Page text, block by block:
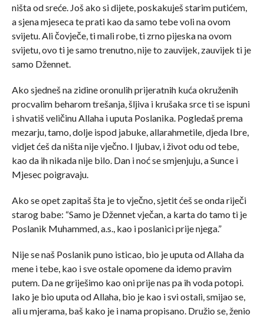
ništa od sreće. Još ako si dijete, poskakuješ starim putićem,
a sjena mjeseca te prati kao da samo tebe voli na ovom
svijetu. Ali čovječe, ti mali robe, ti zrno pijeska na ovom
svijetu, ovo ti je samo trenutno, nije to zauvijek, zauvijek ti je
samo Džennet.
Ako sjedneš na zidine oronulih prijeratnih kuća okruženih
procvalim beharom trešanja, šljiva i krušaka srce ti se ispuni
i shvatiš veličinu Allaha i uputa Poslanika. Pogledaš prema
mezarju, tamo, dolje ispod jabuke, allarahmetile, djeda Ibre,
vidjet ćeš da ništa nije vječno. I ljubav, i život odu od tebe,
kao da ih nikada nije bilo. Dan i noć se smjenjuju, a Sunce i
Mjesec poigravaju.
Ako se opet zapitaš šta je to vječno, sjetit ćeš se onda riječi
starog babe: “Samo je Džennet vječan, a karta do tamo ti je
Poslanik Muhammed, a.s., kao i poslanici prije njega.”
Nije se naš Poslanik puno isticao, bio je uputa od Allaha da
mene i tebe, kao i sve ostale opomene da idemo pravim
putem. Da ne griješimo kao oni prije nas pa ih voda potopi.
Iako je bio uputa od Allaha, bio je kao i svi ostali, smijao se,
ali u mjerama, baš kako je i nama propisano. Družio se, ženio